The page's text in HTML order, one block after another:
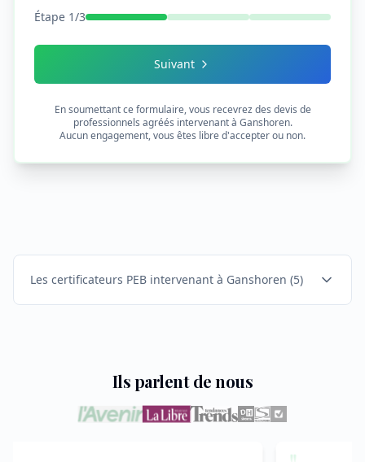
Étape 1/3
Suivant
En soumettant ce formulaire, vous recevrez des devis de
professionnels agréés intervenant à Ganshoren.
Aucun engagement, vous êtes libre d'accepter ou non.
Les certificateurs PEB intervenant à Ganshoren (5)
Ils parlent de nous